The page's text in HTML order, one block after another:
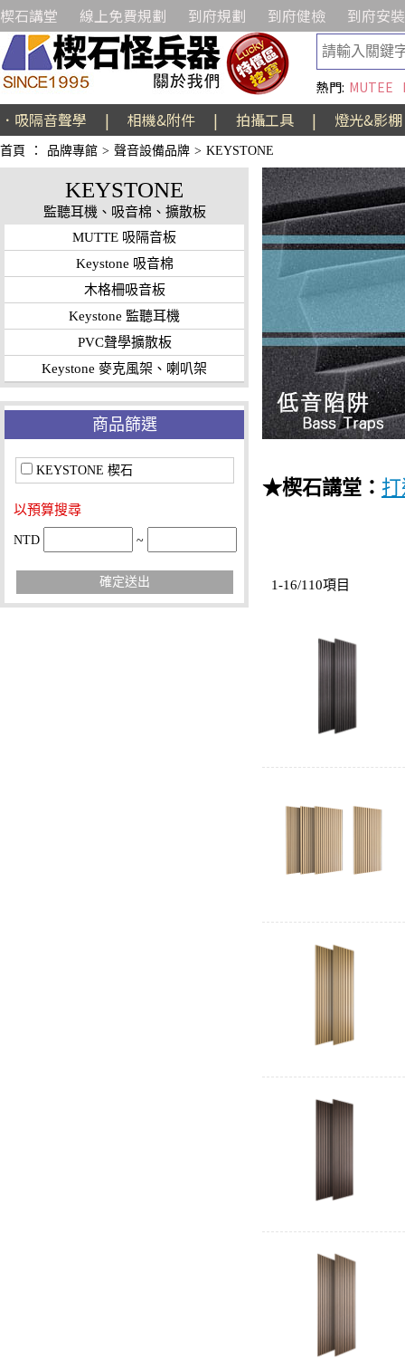
楔石講堂 線上免費規劃 到府規劃 到府健檢 到府安裝
熱門: MUTEE
．吸隔音聲學 | 相機&附件 | 拍攝工具 | 燈光&影棚
首頁 ： 品牌專館 > 聲音設備品牌 > KEYSTONE
KEYSTONE
監聽耳機、吸音棉、擴散板
MUTTE 吸隔音板
Keystone 吸音棉
木格柵吸音板
Keystone 監聽耳機
PVC聲學擴散板
Keystone 麥克風架、喇叭架
商品篩選
KEYSTONE 楔石
以預算搜尋
NTD ~
確定送出
★楔石講堂：
1-16/110項目